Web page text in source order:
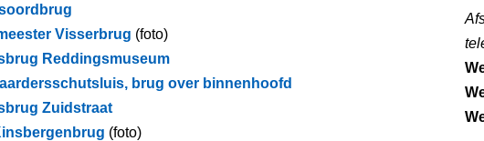
Visserbrug (foto)
Reddingsmuseum
brug over binnenhoofd
Zuidstraat
(foto)